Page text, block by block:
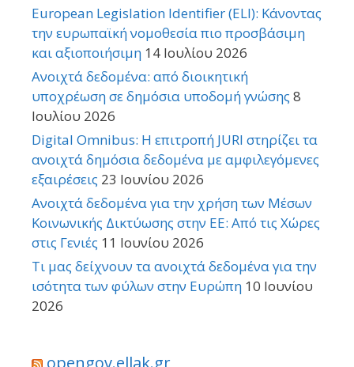
European Legislation Identifier (ELI): Κάνοντας
την ευρωπαϊκή νομοθεσία πιο προσβάσιμη
και αξιοποιήσιμη 14 Ιουλίου 2026
Ανοιχτά δεδομένα: από διοικητική
υποχρέωση σε δημόσια υποδομή γνώσης 8
Ιουλίου 2026
Digital Omnibus: Η επιτροπή JURI στηρίζει τα
ανοιχτά δημόσια δεδομένα με αμφιλεγόμενες
εξαιρέσεις 23 Ιουνίου 2026
Ανοιχτά δεδομένα για την χρήση των Μέσων
Κοινωνικής Δικτύωσης στην ΕΕ: Από τις Χώρες
στις Γενιές 11 Ιουνίου 2026
Τι μας δείχνουν τα ανοιχτά δεδομένα για την
ισότητα των φύλων στην Ευρώπη 10 Ιουνίου
2026